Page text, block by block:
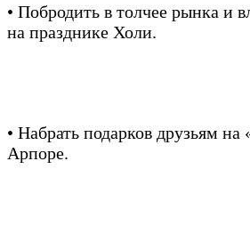
• Побродить в толчее рынка и
на празднике Холи.
• Набрать подарков друзьям
Арпоре.